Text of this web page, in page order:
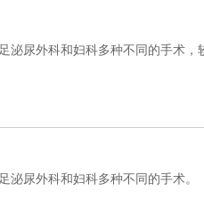
泌尿外科和妇科多种不同的手术，
泌尿外科和妇科多种不同的手术。